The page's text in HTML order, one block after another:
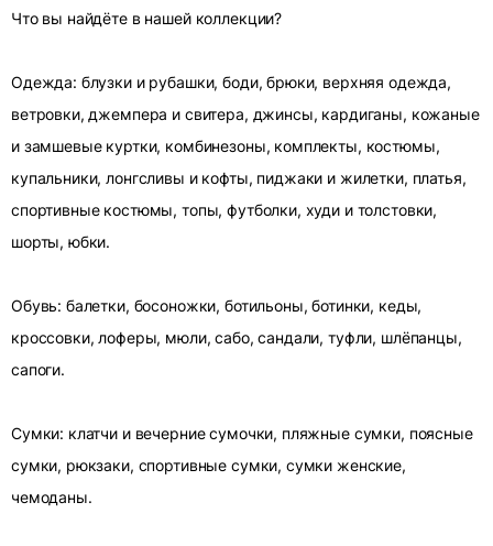
Что вы найдёте в нашей коллекции?
Одежда: блузки и рубашки, боди, брюки, верхняя одежда,
ветровки, джемпера и свитера, джинсы, кардиганы, кожаные
и замшевые куртки, комбинезоны, комплекты, костюмы,
купальники, лонгсливы и кофты, пиджаки и жилетки, платья,
спортивные костюмы, топы, футболки, худи и толстовки,
шорты, юбки.
Обувь: балетки, босоножки, ботильоны, ботинки, кеды,
кроссовки, лоферы, мюли, сабо, сандали, туфли, шлёпанцы,
сапоги.
Сумки: клатчи и вечерние сумочки, пляжные сумки, поясные
сумки, рюкзаки, спортивные сумки, сумки женские,
чемоданы.